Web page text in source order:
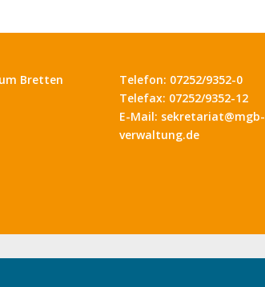
Bretten
Telefon: 07252/9352-0
Telefax: 07252/9352-12
E-Mail: sekretariat@mgb-
verwaltung.de